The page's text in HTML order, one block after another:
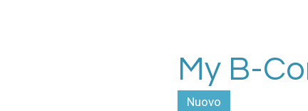
My B-
Nuovo